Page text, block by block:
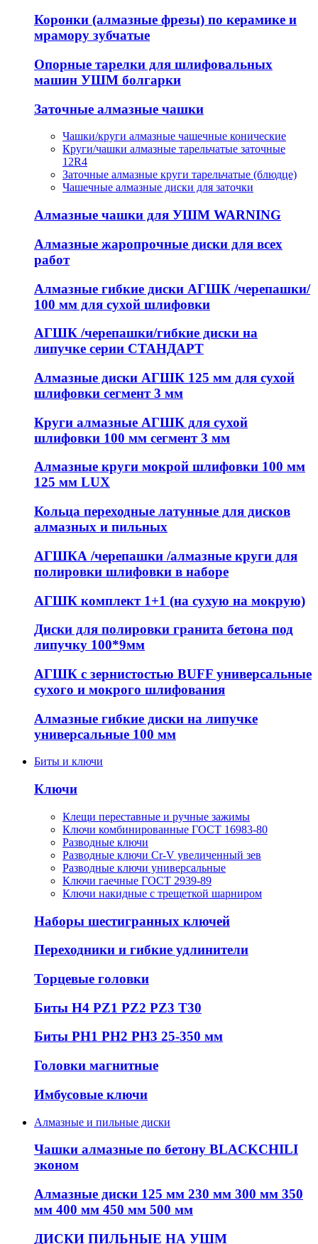
Коронки (алмазные фрезы) по керамике и
мрамору зубчатые
Опорные тарелки для шлифовальных
машин УШМ болгарки
Заточные алмазные чашки
Чашки/круги алмазные чашечные конические
Круги/чашки алмазные тарельчатые заточные
12R4
Заточные алмазные круги тарельчатые (блюдце)
Чашечные алмазные диски для заточки
Алмазные чашки для УШМ WARNING
Алмазные жаропрочные диски для всех
работ
Алмазные гибкие диски АГШК /черепашки/
100 мм для сухой шлифовки
АГШК /черепашки/гибкие диски на
липучке серии СТАНДАРТ
Алмазные диски АГШК 125 мм для сухой
шлифовки сегмент 3 мм
Круги алмазные АГШК для сухой
шлифовки 100 мм сегмент 3 мм
Алмазные круги мокрой шлифовки 100 мм
125 мм LUX
Кольца переходные латунные для дисков
алмазных и пильных
АГШКА /черепашки /алмазные круги для
полировки шлифовки в наборе
АГШК комплект 1+1 (на сухую на мокрую)
Диски для полировки гранита бетона под
липучку 100*9мм
АГШК с зернистостью BUFF универсальные
сухого и мокрого шлифования
Алмазные гибкие диски на липучке
универсальные 100 мм
Биты и ключи
Ключи
Клещи переставные и ручные зажимы
Ключи комбинированные ГОСТ 16983-80
Разводные ключи
Разводные ключи Cr-V увеличенный зев
Разводные ключи универсальные
Ключи гаечные ГОСТ 2939-89
Ключи накидные с трещеткой шарниром
Наборы шестигранных ключей
Переходники и гибкие удлинители
Торцевые головки
Биты H4 PZ1 PZ2 PZ3 T30
Биты PH1 PH2 PH3 25-350 мм
Головки магнитные
Имбусовые ключи
Алмазные и пильные диски
Чашки алмазные по бетону BLACKCHILI
эконом
Алмазные диски 125 мм 230 мм 300 мм 350
мм 400 мм 450 мм 500 мм
ДИСКИ ПИЛЬНЫЕ НА УШМ